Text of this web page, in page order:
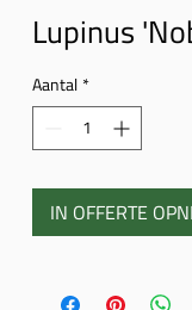
Lupinus
Aantal*
IN OFFERTE